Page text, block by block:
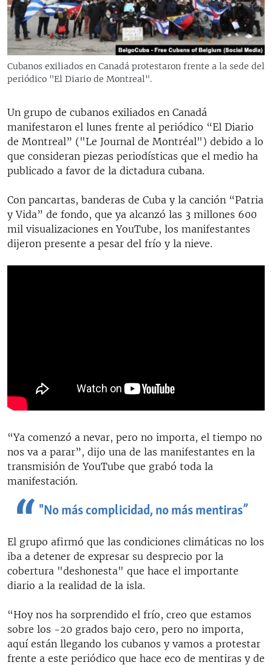
RADIO MARTÍ
ESPECIALES
ESPECIALES
LA REALIDAD DE LA VIVIENDA EN CUBA
KENTU-CUBANO
LOS SANTOS DE HIALEAH
DESINFORMACIÓN RUSA EN AMÉRICA LATINA
MULTIMEDIA
EDITORIALES
SÍGUENOS
Cubanos exiliados en Canadá protestaron frente a la sede del
periódico "El Diario de Montreal".
Un grupo de cubanos exiliados en Canadá
manifestaron el lunes frente al periódico “El Diario
de Montreal” ("Le Journal de Montréal") debido a lo
que consideran piezas periodísticas que el medio ha
publicado a favor de la dictadura cubana.
Con pancartas, banderas de Cuba y la canción “Patria
y Vida” de fondo, que ya alcanzó las 3 millones 600
mil visualizaciones en YouTube, los manifestantes
dijeron presente a pesar del frío y la nieve.
“Ya comenzó a nevar, pero no importa, el tiempo no
nos va a parar”, dijo una de las manifestantes en la
transmisión de YouTube que grabó toda la
manifestación.
"No más complicidad, no más mentiras”
El grupo afirmó que las condiciones climáticas no los
iba a detener de expresar su desprecio por la
cobertura "deshonesta" que hace el importante
diario a la realidad de la isla.
“Hoy nos ha sorprendido el frío, creo que estamos
sobre los -20 grados bajo cero, pero no importa,
aquí están llegando los cubanos y vamos a protestar
frente a este periódico que hace eco de mentiras y de